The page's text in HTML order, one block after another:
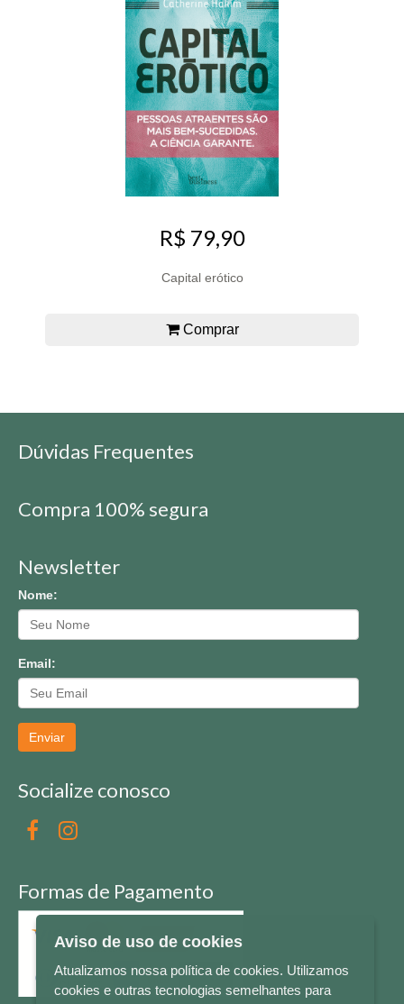
R$ 79,90
Capital erótico
Comprar
Dúvidas Frequentes
Compra 100% segura
Newsletter
Nome:
Email:
Enviar
Socialize conosco
Formas de Pagamento
Aviso de uso de cookies
Atualizamos nossa política de cookies. Utilizamos
cookies e outras tecnologias semelhantes para